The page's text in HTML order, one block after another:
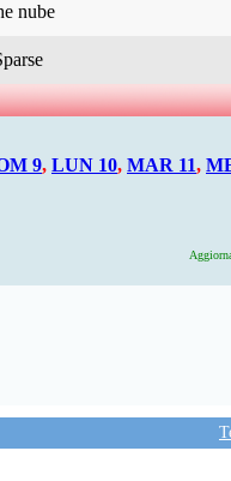
nube
9, LUN 10, MAR 11,